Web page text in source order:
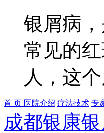
银屑病
常见的
人，这
首 页 医院介绍 疗法技术 专
成都银康